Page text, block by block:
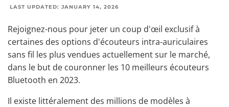
LAST UPDATED: JANUARY 14, 2026
Rejoignez-nous pour jeter un coup d'œil exclusif à
certaines des options d'écouteurs intra-auriculaires
sans fil les plus vendues actuellement sur le marché,
dans le but de couronner les 10 meilleurs écouteurs
Bluetooth en 2023.
Il existe littéralement des millions de modèles à